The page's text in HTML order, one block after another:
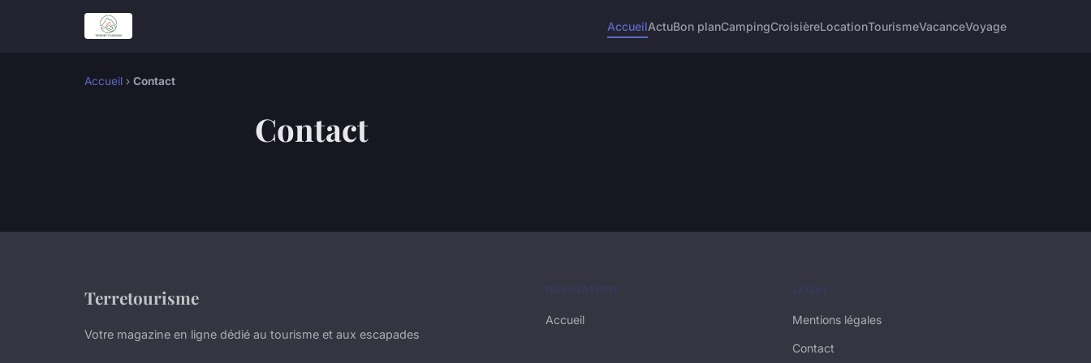
AccueilActuBon planCampingCroisièreLocationTourismeVacanceVoyage
Accueil › Contact
Contact
Terretourisme
Votre magazine en ligne dédié au tourisme et aux escapades
NAVIGATION
Accueil
LÉGAL
Mentions légales
Contact